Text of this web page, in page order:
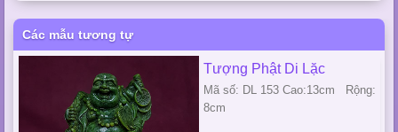
Các mẫu tương tự
Tượng Phật Di Lặc
Mã số: DL 153 Cao:13cm Rộng:
8cm